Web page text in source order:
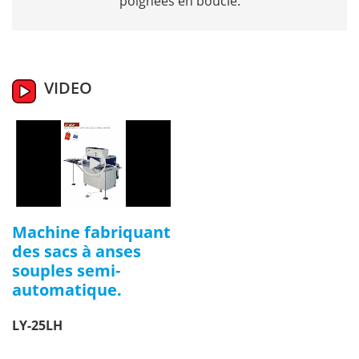
VIDEO
Machine fabriquant
des sacs à anses
souples semi-
automatique.
LY-25LH